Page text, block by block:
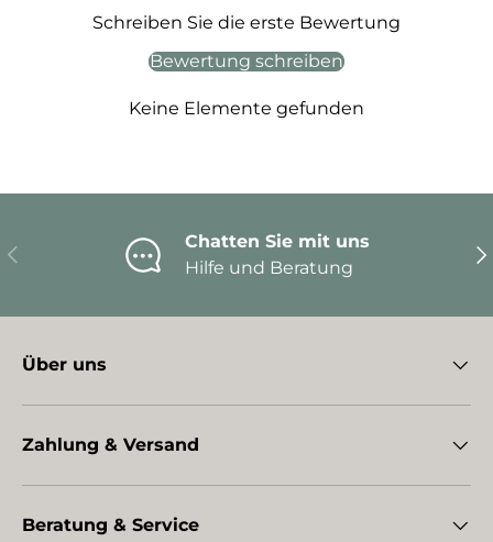
Schreiben Sie die erste Bewertung
Bewertung schreiben
Keine Elemente gefunden
Vorherige
Chatten Sie mit uns
Hilfe und Beratung
Über uns
Zahlung & Versand
Beratung & Service